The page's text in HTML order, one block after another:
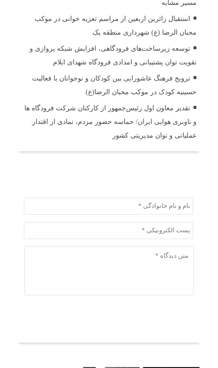
مسیر مشایه
استقبال زائرین اربعین از مراسم تعزیه خوانی در موکب
محبان الرضا (ع) شهرداری منطقه یک
توسعه زیرساخت‌های فرودگاهی، افزایش شبکه پروازی و
تقویت توان پشتیبانی و امدادی فرودگاه شهدای ایلام
ترویج فرهنگ عاشورایی بین کودکان و نوجوانان با فعالیت
حسینیه کودک در موکب محبان الرضا(ع)
تقدیر معاون اول رئیس‌جمهور از کارکنان شرکت فرودگاه ها
و ناوبری هوایی ایران/ حماسه حضور مردم، نمادی از اقتدار
عملیاتی و توان مدیریتی کشور